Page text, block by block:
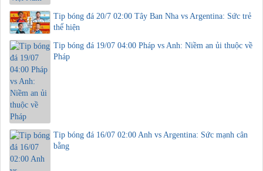
Tip bóng đá 20/7 02:00 Tây Ban Nha vs Argentina: Sức trẻ
thể hiện
Tip bóng đá 19/07 04:00 Pháp vs Anh: Niềm an ủi thuộc về
Pháp
Tip bóng đá 16/07 02:00 Anh vs Argentina: Sức mạnh cân
bằng